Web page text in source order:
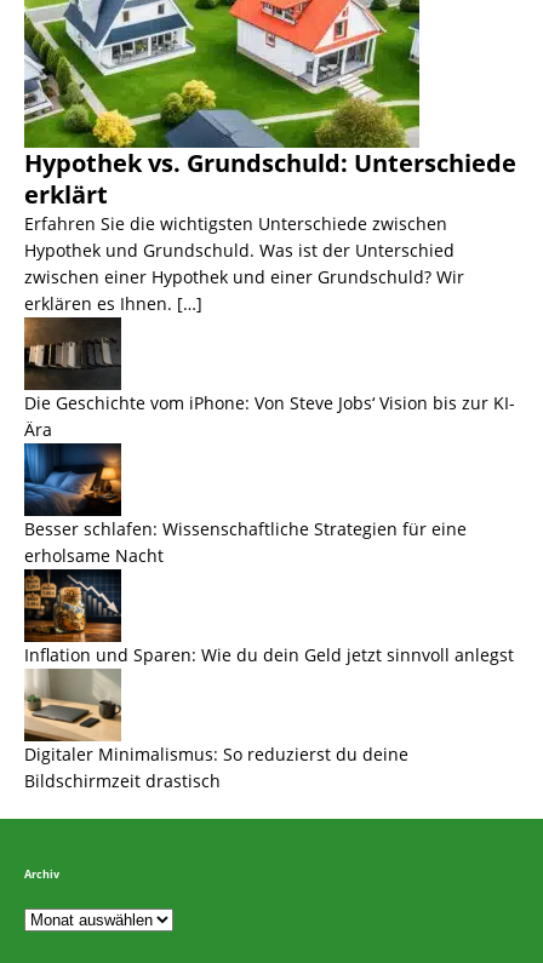
Hypothek vs. Grundschuld: Unterschiede
erklärt
Erfahren Sie die wichtigsten Unterschiede zwischen
Hypothek und Grundschuld. Was ist der Unterschied
zwischen einer Hypothek und einer Grundschuld? Wir
erklären es Ihnen. […]
Die Geschichte vom iPhone: Von Steve Jobs‘ Vision bis zur KI-
Ära
Besser schlafen: Wissenschaftliche Strategien für eine
erholsame Nacht
Inflation und Sparen: Wie du dein Geld jetzt sinnvoll anlegst
Digitaler Minimalismus: So reduzierst du deine
Bildschirmzeit drastisch
Archiv